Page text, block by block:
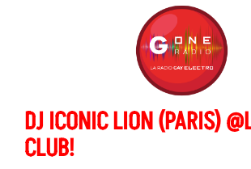
DJ ICONIC LION (PARIS)
CLUB!